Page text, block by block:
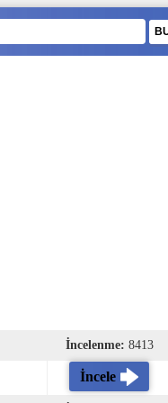
İncelenme: 8413
İncele